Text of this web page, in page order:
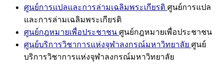
ศูนย์การแปลและการล่ามเฉลิมพระเกียรติ ศูนย์การแปล
และการล่ามเฉลิมพระเกียรติ
ศูนย์กฎหมายเพื่อประชาชน ศูนย์กฎหมายเพื่อประชาชน
ศูนย์บริการวิชาการแห่งจุฬาลงกรณ์มหาวิทยาลัย ศูนย์
บริการวิชาการแห่งจุฬาลงกรณ์มหาวิทยาลัย